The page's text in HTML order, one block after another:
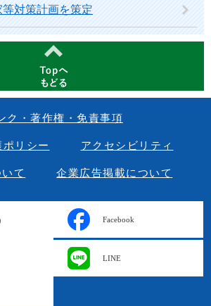
対策計画を策定
ク・著作権・免責事項
リシー アクセシビリティ
て 企業広告掲載について
Facebook
LINE